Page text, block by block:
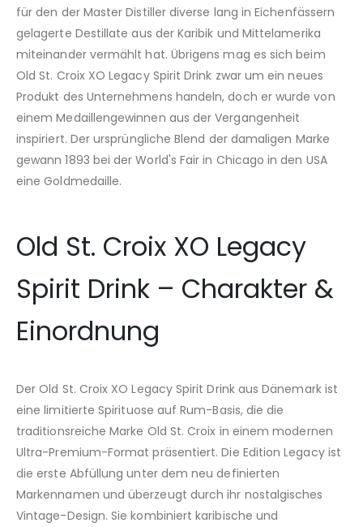
für den der Master Distiller diverse lang in Eichenfässern
gelagerte Destillate aus der Karibik und Mittelamerika
miteinander vermählt hat. Übrigens mag es sich beim
Old St. Croix XO Legacy Spirit Drink zwar um ein neues
Produkt des Unternehmens handeln, doch er wurde von
einem Medaillengewinnen aus der Vergangenheit
inspiriert. Der ursprüngliche Blend der damaligen Marke
gewann 1893 bei der World's Fair in Chicago in den USA
eine Goldmedaille.
Old St. Croix XO Legacy
Spirit Drink – Charakter &
Einordnung
Der Old St. Croix XO Legacy Spirit Drink aus Dänemark ist
eine limitierte Spirituose auf Rum-Basis, die die
traditionsreiche Marke Old St. Croix in einem modernen
Ultra-Premium-Format präsentiert. Die Edition Legacy ist
die erste Abfüllung unter dem neu definierten
Markennamen und überzeugt durch ihr nostalgisches
Vintage-Design. Sie kombiniert karibische und